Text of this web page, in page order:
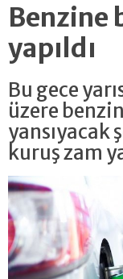
Benzine
yapıldı
Bu gece
üzere
yansıyacak
kuruş zam